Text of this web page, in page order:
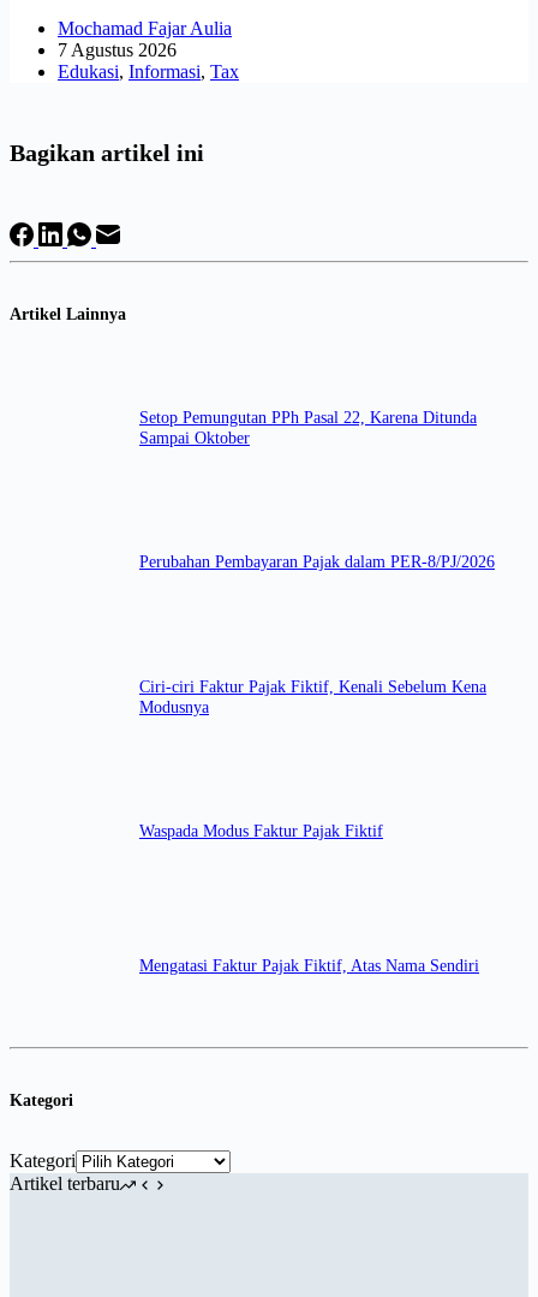
Mochamad Fajar Aulia
7 Agustus 2026
Edukasi, Informasi, Tax
Bagikan artikel ini
Artikel Lainnya
Setop Pemungutan PPh Pasal 22, Karena Ditunda
Sampai Oktober
Perubahan Pembayaran Pajak dalam PER-8/PJ/2026
Ciri-ciri Faktur Pajak Fiktif, Kenali Sebelum Kena
Modusnya
Waspada Modus Faktur Pajak Fiktif
Mengatasi Faktur Pajak Fiktif, Atas Nama Sendiri
Kategori
Kategori
Artikel terbaru